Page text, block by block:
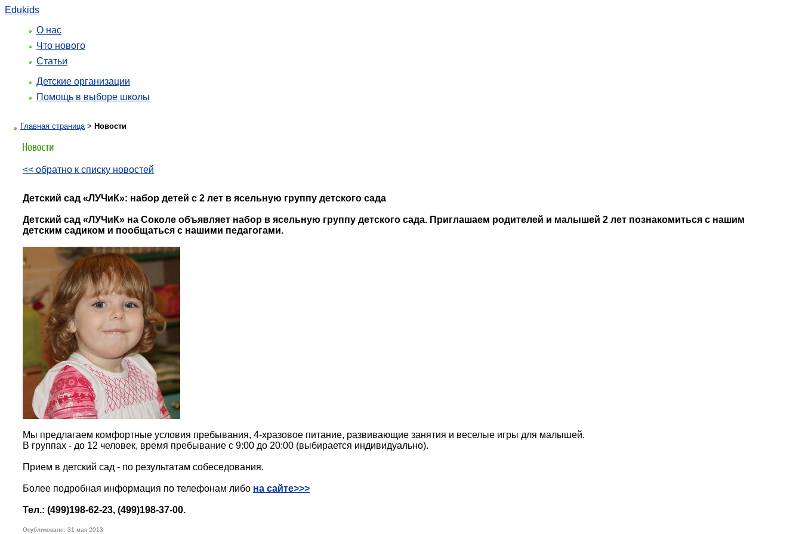
Edukids
О нас
Что нового
Статьи
Детские организации
Помощь в выборе школы
Главная страница> Новости
<< обратно к списку новостей
Детский сад «ЛУЧиК»: набор детей с 2 лет в ясельную группу детского сада
Детский сад «ЛУЧиК» на Соколе объявляет набор в ясельную группу детского сада. Приглашаем родителей и малышей 2 лет познакомиться с нашим
детским садиком и пообщаться с нашими педагогами.
Мы предлагаем комфортные условия пребывания, 4-хразовое питание, развивающие занятия и веселые игры для малышей.
В группах - до 12 человек, время пребывание с 9:00 до 20:00 (выбирается индивидуально).
Прием в детский сад - по результатам собеседования.
Более подробная информация по телефонам либо на сайте>>>
Тел.: (499)198-62-23, (499)198-37-00.
Опубликовано: 31 мая 2013